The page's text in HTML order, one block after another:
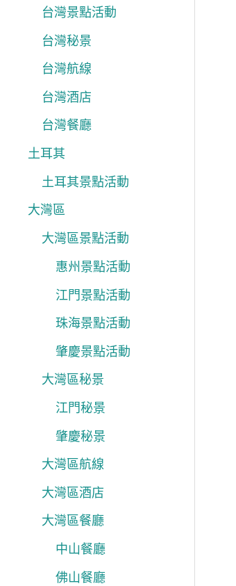
台灣景點活動
台灣秘景
台灣航線
台灣酒店
台灣餐廳
土耳其
土耳其景點活動
大灣區
大灣區景點活動
惠州景點活動
江門景點活動
珠海景點活動
肇慶景點活動
大灣區秘景
江門秘景
肇慶秘景
大灣區航線
大灣區酒店
大灣區餐廳
中山餐廳
佛山餐廳